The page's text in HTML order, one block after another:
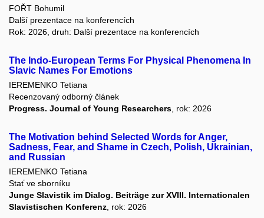
FOŘT Bohumil
Další prezentace na konferencích
Rok: 2026, druh: Další prezentace na konferencích
The Indo-European Terms For Physical Phenomena In
Slavic Names For Emotions
IEREMENKO Tetiana
Recenzovaný odborný článek
Progress. Journal of Young Researchers , rok: 2026
The Motivation behind Selected Words for Anger,
Sadness, Fear, and Shame in Czech, Polish, Ukrainian,
and Russian
IEREMENKO Tetiana
Stať ve sborníku
Junge Slavistik im Dialog. Beiträge zur XVIII. Internationalen
Slavistischen Konferenz, rok: 2026